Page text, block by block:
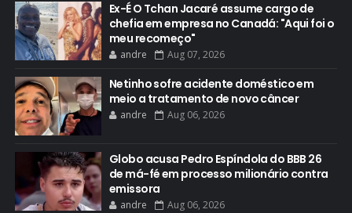
Ex-É O Tchan Jacaré assume cargo de
chefia em empresa no Canadá: "Aqui foi o
meu recomeço"
andre Aug 07, 2026
Netinho sofre acidente doméstico em
meio a tratamento de novo câncer
andre Aug 06, 2026
Globo acusa Pedro Espíndola do BBB 26
de má-fé em processo milionário contra
emissora
andre Aug 06, 2026